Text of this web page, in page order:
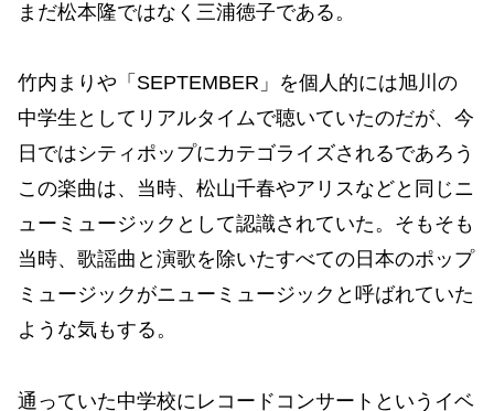
まだ松本隆ではなく三浦徳子である。
竹内まりや「SEPTEMBER」を個人的には旭川の
中学生としてリアルタイムで聴いていたのだが、今
日ではシティポップにカテゴライズされるであろう
この楽曲は、当時、松山千春やアリスなどと同じニ
ューミュージックとして認識されていた。そもそも
当時、歌謡曲と演歌を除いたすべての日本のポップ
ミュージックがニューミュージックと呼ばれていた
ような気もする。
通っていた中学校にレコードコンサートというイベ